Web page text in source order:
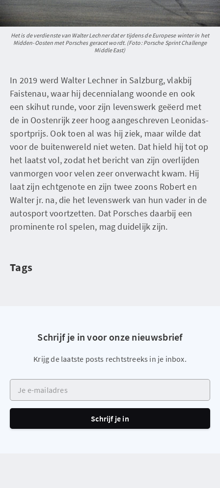
Het is de verdienste van Walter Lechner dat er tijdens de Europese winter in het
Midden-Oosten met Porsches geracet wordt. (Foto: Porsche Sprint Challenge
Middle East)
In 2019 werd Walter Lechner in Salzburg, vlakbij
Faistenau, waar hij decennialang woonde en ook
een skihut runde, voor zijn levenswerk geëerd met
de in Oostenrijk zeer hoog aangeschreven Leonidas-
sportprijs. Ook toen al was hij ziek, maar wilde dat
voor de buitenwereld niet weten. Dat hield hij tot op
het laatst vol, zodat het bericht van zijn overlijden
vanmorgen voor velen zeer onverwacht kwam. Hij
laat zijn echtgenote en zijn twee zoons Robert en
Walter jr. na, die het levenswerk van hun vader in de
autosport voortzetten. Dat Porsches daarbij een
prominente rol spelen, mag duidelijk zijn.
Tags
Schrijf je in voor onze nieuwsbrief
Krijg de laatste posts rechtstreeks in je inbox.
Je e-mailadres
Schrijf je in